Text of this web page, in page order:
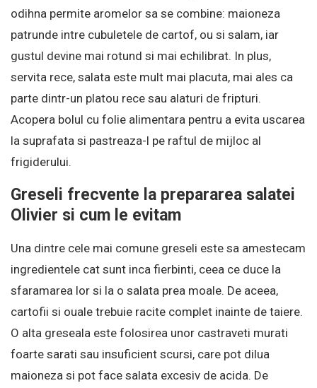
odihna permite aromelor sa se combine: maioneza
patrunde intre cubuletele de cartof, ou si salam, iar
gustul devine mai rotund si mai echilibrat. In plus,
servita rece, salata este mult mai placuta, mai ales ca
parte dintr-un platou rece sau alaturi de fripturi.
Acopera bolul cu folie alimentara pentru a evita uscarea
la suprafata si pastreaza-l pe raftul de mijloc al
frigiderului.
Greseli frecvente la prepararea salatei
Olivier si cum le evitam
Una dintre cele mai comune greseli este sa amestecam
ingredientele cat sunt inca fierbinti, ceea ce duce la
sfaramarea lor si la o salata prea moale. De aceea,
cartofii si ouale trebuie racite complet inainte de taiere.
O alta greseala este folosirea unor castraveti murati
foarte sarati sau insuficient scursi, care pot dilua
maioneza si pot face salata excesiv de acida. De